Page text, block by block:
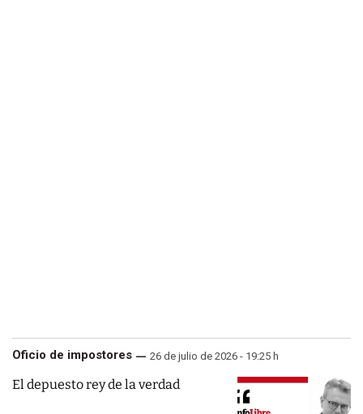
Oficio de impostores 26 de julio de 2026 - 19:25 h
El depuesto rey de la verdad